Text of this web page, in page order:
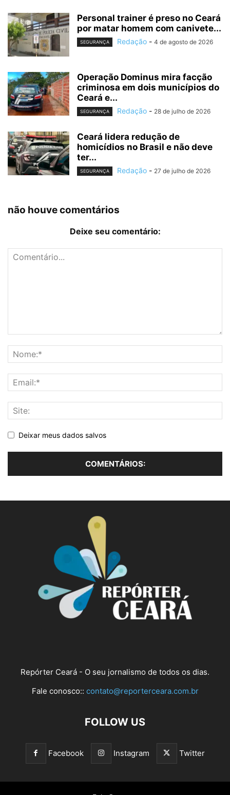
Personal trainer é preso no Ceará
por matar homem com canivete...
SEGURANÇA Redação - 4 de agosto de 2026
Operação Dominus mira facção
criminosa em dois municípios do
Ceará e...
SEGURANÇA Redação - 28 de julho de 2026
Ceará lidera redução de
homicídios no Brasil e não deve
ter...
SEGURANÇA Redação - 27 de julho de 2026
não houve comentários
Deixe seu comentário:
Deixar meus dados salvos
Repórter Ceará - O seu jornalismo de todos os dias.
Fale conosco:: contato@reporterceara.com.br
FOLLOW US
Facebook Instagram Twitter